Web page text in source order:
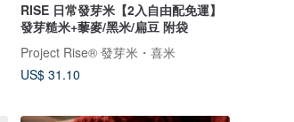
RISE 日常發芽米【2入自由配免運】
發芽糙米+藜麥/黑米/扁豆 附袋
Project Rise® 發芽米・喜米
US$ 31.10